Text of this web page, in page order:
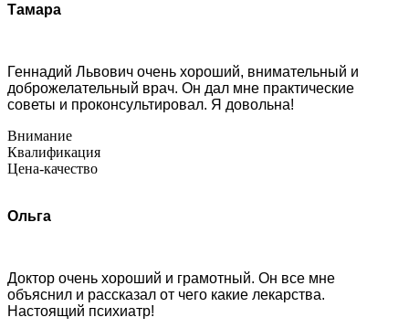
Тамара
Геннадий Львович очень хороший, внимательный и
доброжелательный врач. Он дал мне практические
советы и проконсультировал. Я довольна!
Внимание
Квалификация
Цена-качество
Ольга
Доктор очень хороший и грамотный. Он все мне
объяснил и рассказал от чего какие лекарства.
Настоящий психиатр!